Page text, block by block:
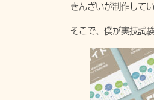
きんざいが制作して
そこで、僕が実技試